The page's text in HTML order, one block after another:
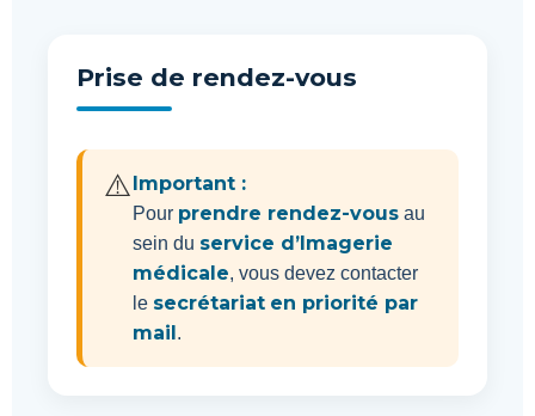
Prise de rendez-vous
⚠️ Important :
Pour prendre rendez-vousau
sein du service d’Imagerie
médicale, vous devez contacter
le secrétariat en priorité par
mail.